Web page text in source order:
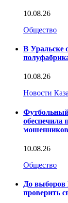
10.08.26
Общество
В Уральске
10.08.26
Новости
обеспечила
мошенников
10.08.26
Общество
До выборов
проверить